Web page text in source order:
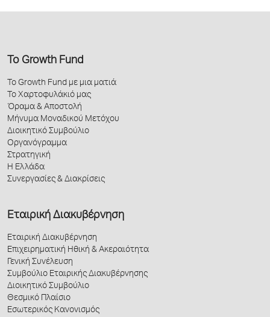
Το Growth Fund
Το Growth Fund με μια ματιά
Το Χαρτοφυλάκιό μας
Όραμα & Αποστολή
Μήνυμα Μοναδικού Μετόχου
Διοικητικό Συμβούλιο
Οργανόγραμμα
Στρατηγική
Η Ελλάδα
Συνεργασίες & Διακρίσεις
Εταιρική Διακυβέρνηση
Εταιρική Διακυβέρνηση
Επιχειρηματική Ηθική & Ακεραιότητα
Γενική Συνέλευση
Συμβούλιο Εταιρικής Διακυβέρνησης
Διοικητικό Συμβούλιο
Θεσμικό Πλαίσιο
Εσωτερικός Κανονισμός